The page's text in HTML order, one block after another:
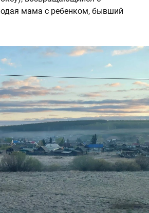
мама с ребенком, бывший